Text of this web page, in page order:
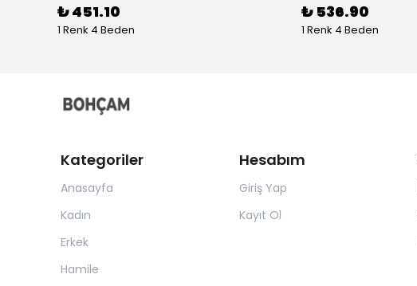
₺ 451.10
1 Renk 4 Beden
₺ 536.90
1 Renk 4 Beden
Kategoriler
Anasayfa
Kadın
Erkek
Hamile
Hesabım
Giriş Yap
Kayıt Ol